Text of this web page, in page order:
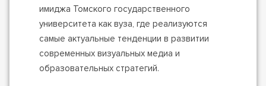
имиджа Томского государственного
университета как вуза, где реализуются
самые актуальные тенденции в развитии
современных визуальных медиа и
образовательных стратегий.